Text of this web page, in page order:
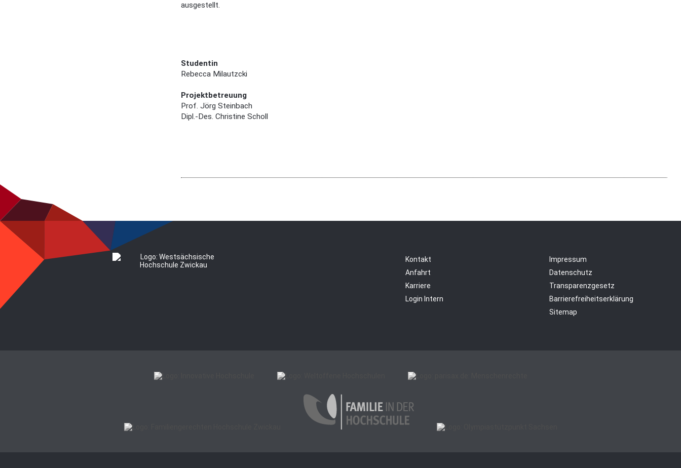
ausgestellt.
Studentin
Rebecca Milautzcki
Projektbetreuung
Prof. Jörg Steinbach
Dipl.-Des. Christine Scholl
Kontakt
Anfahrt
Karriere
Login Intern
Impressum
Datenschutz
Transparenzgesetz
Barrierefreiheitserklärung
Sitemap